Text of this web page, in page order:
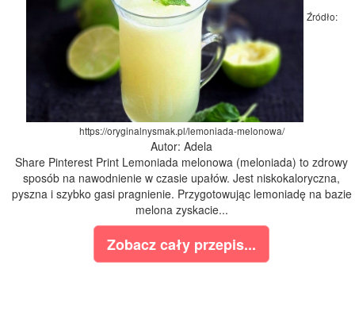
Źródło:
https://oryginalnysmak.pl/lemoniada-melonowa/
Autor: Adela
Share Pinterest Print Lemoniada melonowa (meloniada) to zdrowy
sposób na nawodnienie w czasie upałów. Jest niskokaloryczna,
pyszna i szybko gasi pragnienie. Przygotowując lemoniadę na bazie
melona zyskacie...
Zobacz cały przepis...